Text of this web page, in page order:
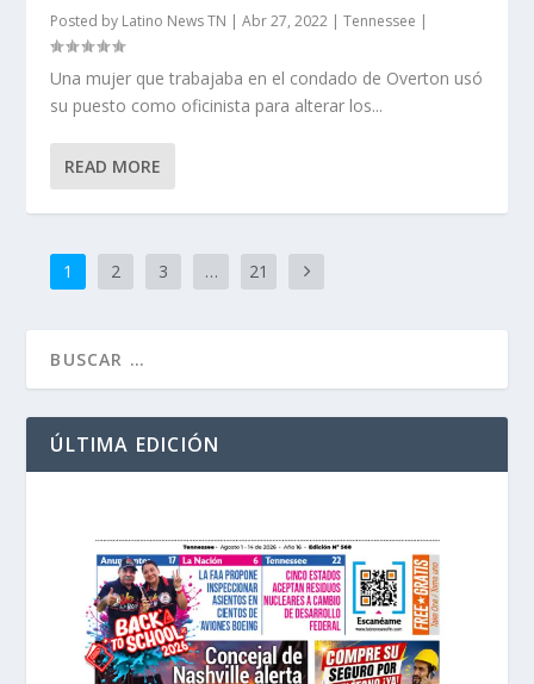
Posted by Latino News TN |Abr 27, 2022 |Tennessee |
Una mujer que trabajaba en el condado de Overton usó
su puesto como oficinista para alterar los...
READ MORE
1 2 3 … 21
ÚLTIMA EDICIÓN